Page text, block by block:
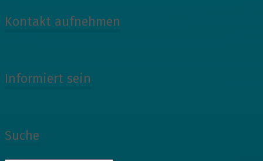
Kontakt aufnehmen
Informiert sein
Suche